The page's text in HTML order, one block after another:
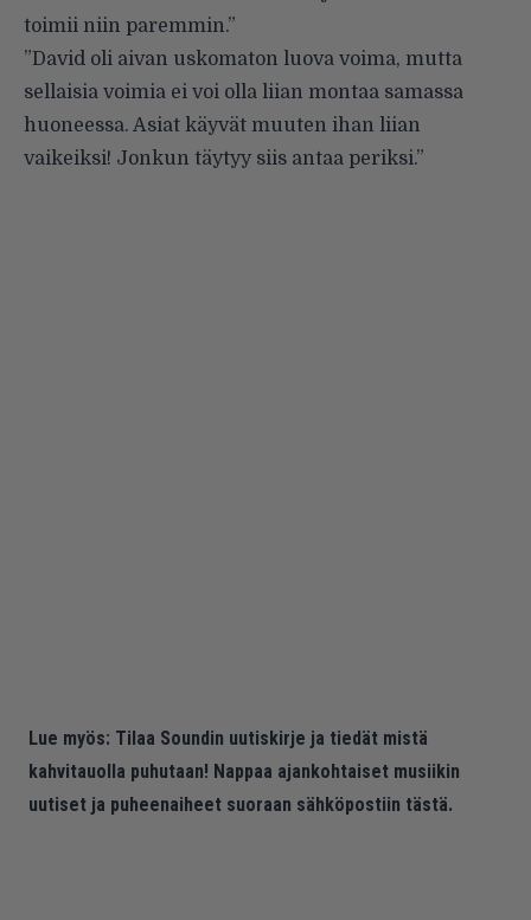
toimii niin paremmin.”
”David oli aivan uskomaton luova voima, mutta
sellaisia voimia ei voi olla liian montaa samassa
huoneessa. Asiat käyvät muuten ihan liian
vaikeiksi! Jonkun täytyy siis antaa periksi.”
Lue myös: Tilaa Soundin uutiskirje ja tiedät mistä
kahvitauolla puhutaan! Nappaa ajankohtaiset musiikin
uutiset ja puheenaiheet suoraan sähköpostiin tästä.